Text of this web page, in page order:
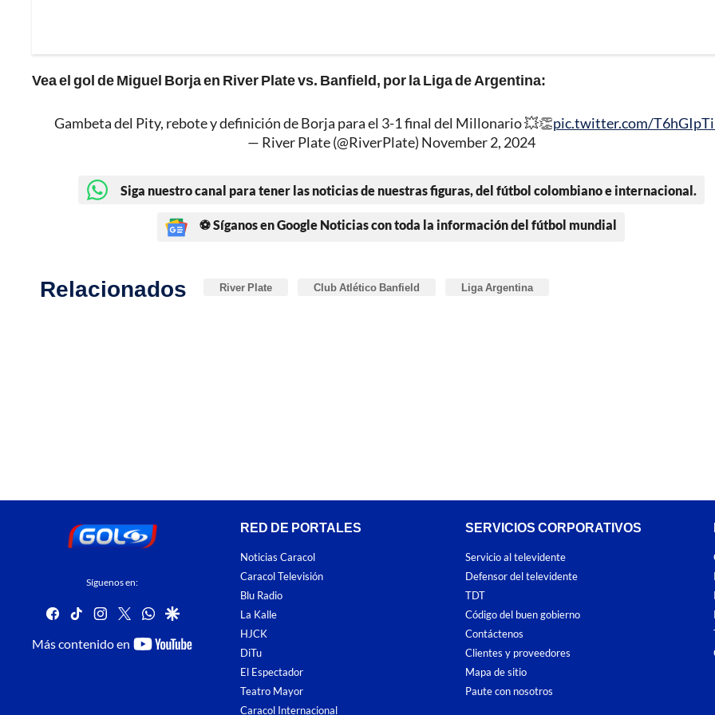
Vea el gol de Miguel Borja en River Plate vs. Banfield, por la Liga de Argentina:
Gambeta del Pity, rebote y definición de Borja para el 3-1 final del Millonario 💥👏pic.twitter.com/
— River Plate (@RiverPlate) November 2, 2024
Siga nuestro canal para tener las noticias de nuestras figuras, del fútbol colombiano e internacional.
⚽ Síganos en Google Noticias con toda la información del fútbol mundial
Relacionados River Plate Club Atlético Banfield Liga Argentina
Síguenos en:
facebook
tiktokinstagram
twitterwhatsapp
google
Más contenido en
youtube-
RED DE PORTALES
Noticias Caracol
Caracol Televisión
Blu Radio
La Kalle
HJCK
DiTu
El Espectador
Teatro Mayor
Caracol Internacional
SERVICIOS CORPORATIVOS
Servicio al televidente
Defensor del televidente
TDT
Código del buen gobierno
Contáctenos
Clientes y proveedores
Mapa de sitio
Paute con nosotros